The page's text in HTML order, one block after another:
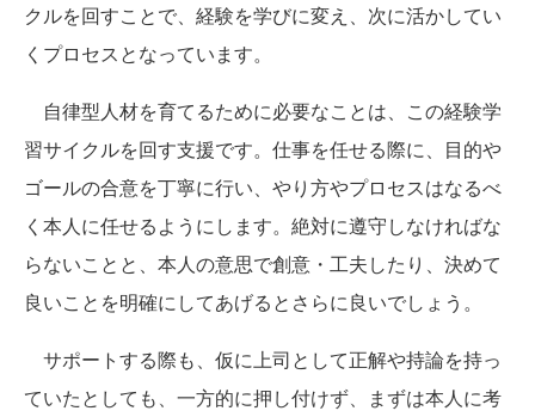
クルを回すことで、経験を学びに変え、次に活かしてい
くプロセスとなっています。
自律型人材を育てるために必要なことは、この経験学
習サイクルを回す支援です。仕事を任せる際に、目的や
ゴールの合意を丁寧に行い、やり方やプロセスはなるべ
く本人に任せるようにします。絶対に遵守しなければな
らないことと、本人の意思で創意・工夫したり、決めて
良いことを明確にしてあげるとさらに良いでしょう。
サポートする際も、仮に上司として正解や持論を持っ
ていたとしても、一方的に押し付けず、まずは本人に考